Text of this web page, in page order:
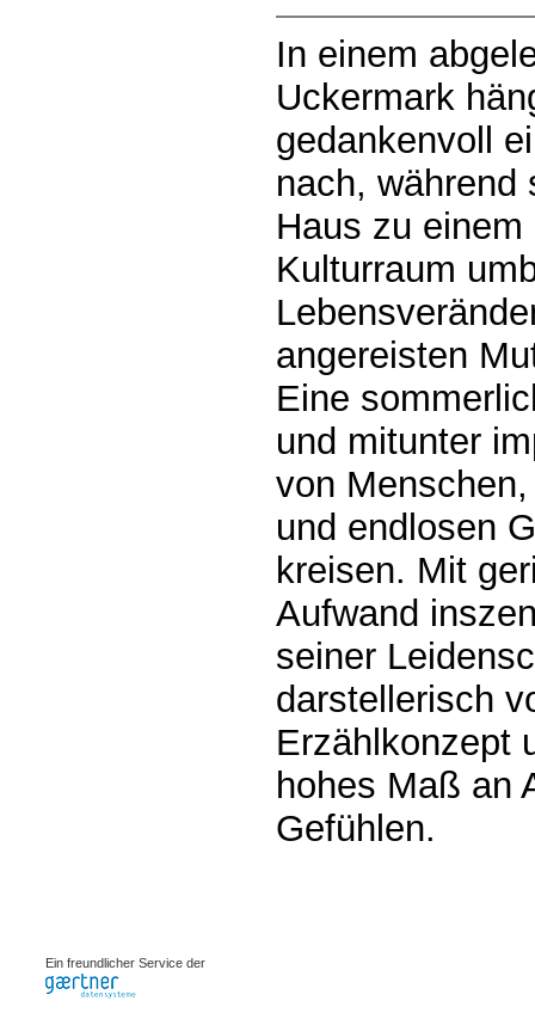
In einem
Uckermark
gedankenvoll
nach, während
Haus zu
Kulturraum
angereisten
Eine
und mitunter
von
und endlosen
kreisen. Mit
Aufwand
seiner
darstellerisch
Erzählkonzept
hohes Maß an
Gefühlen.
Ein freundlicher Service der